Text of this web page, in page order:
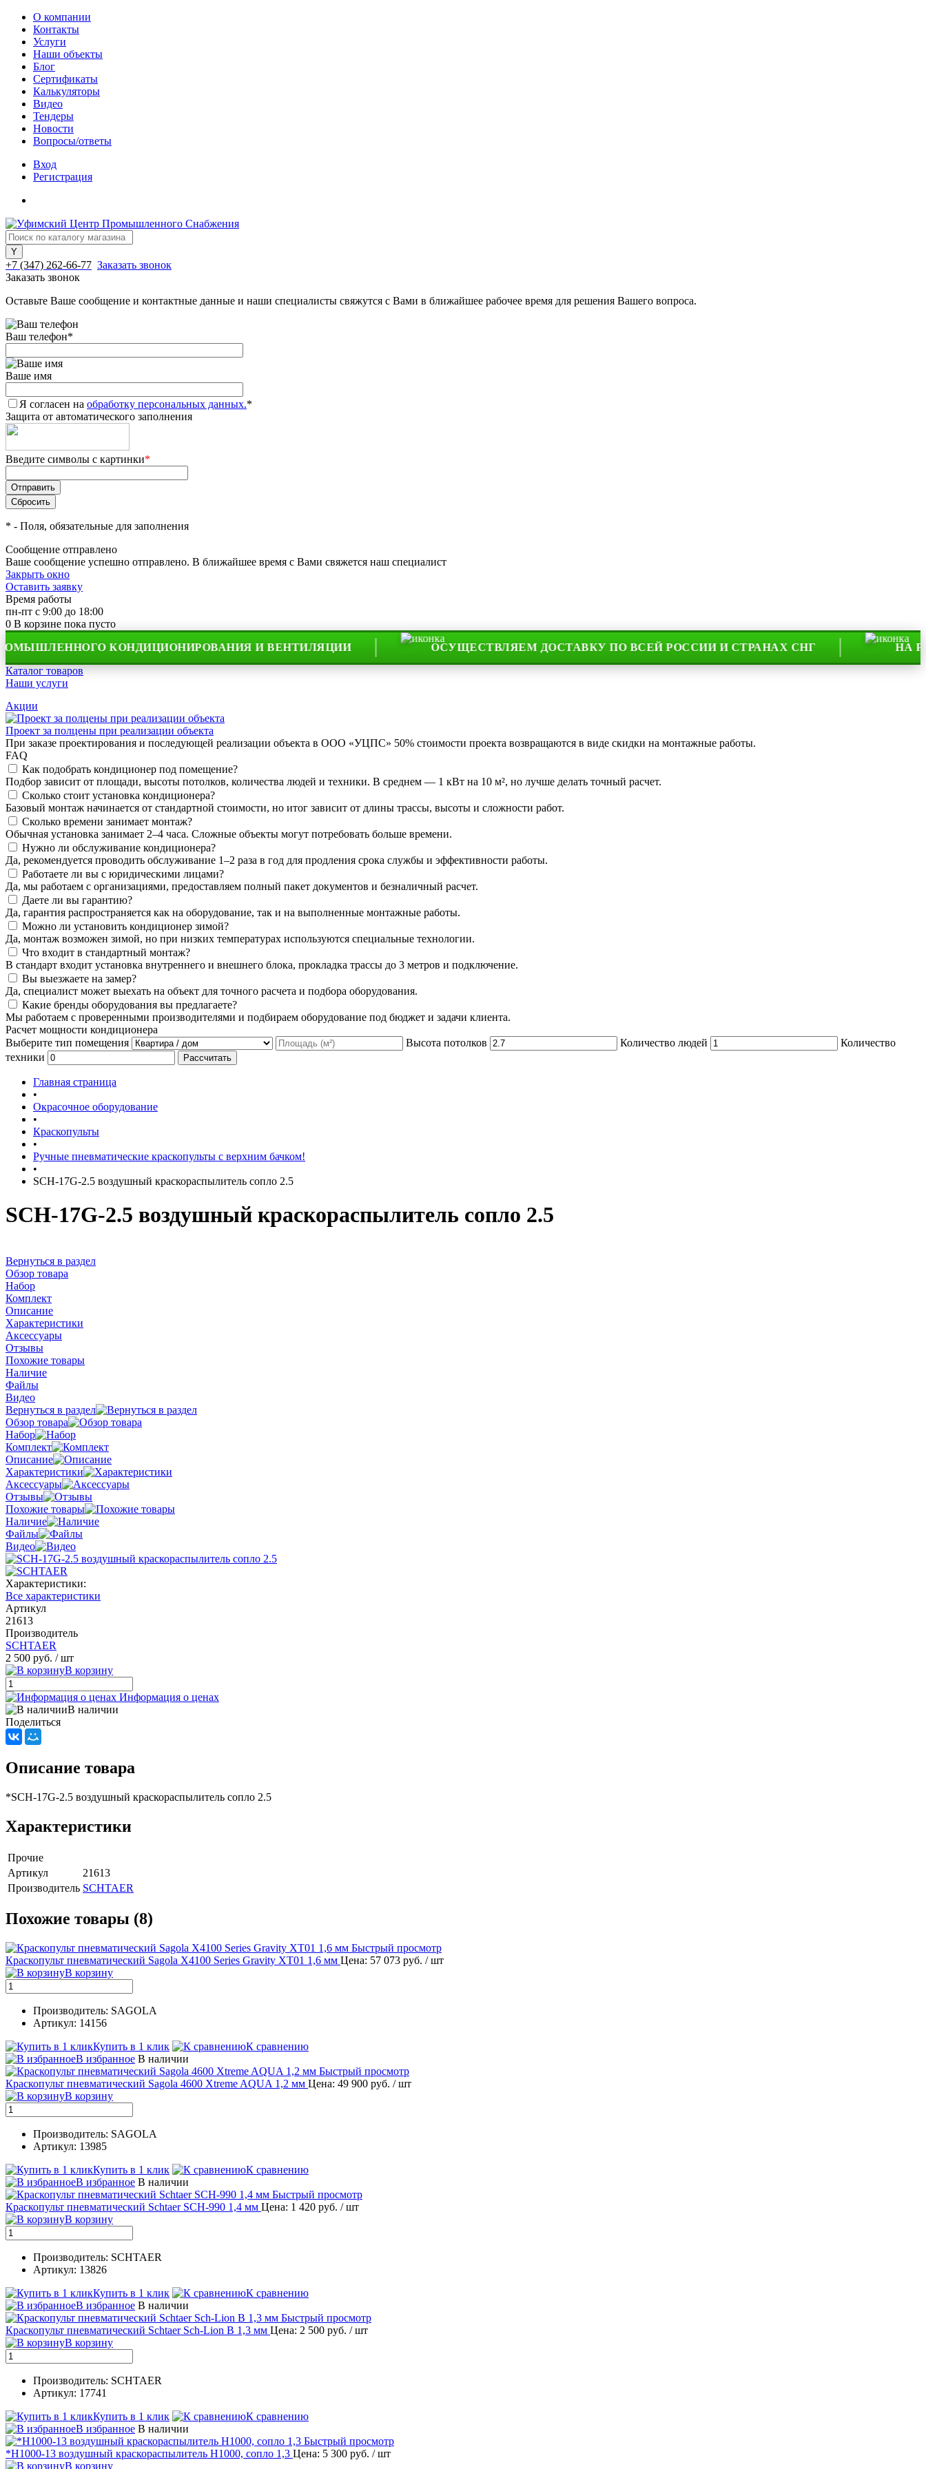
О компании
Контакты
Услуги
Наши объекты
Блог
Сертификаты
Калькуляторы
Видео
Тендеры
Новости
Вопросы/ответы
Вход
Регистрация
+7 (347) 262-66-77 Заказать звонок
Заказать звонок
Оставьте Ваше сообщение и контактные данные и наши специалисты свяжутся с Вами в ближайшее рабочее время для решения Вашего вопроса.
Ваш телефон*
Ваше имя
Я согласен на обработку персональных данных.*
Защита от автоматического заполнения
Введите символы с картинки*
* - Поля, обязательные для заполнения
Сообщение отправлено
Ваше сообщение успешно отправлено. В ближайшее время с Вами свяжется наш специалист
Закрыть окно
Оставить заявку
Время работы
пн-пт с 9:00 до 18:00
0 В корзине пока пусто
КОНДИЦИОНИРОВАНИЯ И ВЕНТИЛЯЦИИ
ОСУЩЕСТВЛЯЕМ ДОСТАВКУ ПО ВСЕЙ РОССИИ И СТРАНАХ СНГ
НА РЫНКЕ
Каталог товаров
Наши услуги
Акции
Проект за полцены при реализации объекта
При заказе проектирования и последующей реализации объекта в ООО «УЦПС» 50% стоимости проекта возвращаются в виде скидки на монтажные работы.
FAQ
Как подобрать кондиционер под помещение?
Подбор зависит от площади, высоты потолков, количества людей и техники. В среднем — 1 кВт на 10 м², но лучше делать точный расчет.
Сколько стоит установка кондиционера?
Базовый монтаж начинается от стандартной стоимости, но итог зависит от длины трассы, высоты и сложности работ.
Сколько времени занимает монтаж?
Обычная установка занимает 2–4 часа. Сложные объекты могут потребовать больше времени.
Нужно ли обслуживание кондиционера?
Да, рекомендуется проводить обслуживание 1–2 раза в год для продления срока службы и эффективности работы.
Работаете ли вы с юридическими лицами?
Да, мы работаем с организациями, предоставляем полный пакет документов и безналичный расчет.
Даете ли вы гарантию?
Да, гарантия распространяется как на оборудование, так и на выполненные монтажные работы.
Можно ли установить кондиционер зимой?
Да, монтаж возможен зимой, но при низких температурах используются специальные технологии.
Что входит в стандартный монтаж?
В стандарт входит установка внутреннего и внешнего блока, прокладка трассы до 3 метров и подключение.
Вы выезжаете на замер?
Да, специалист может выехать на объект для точного расчета и подбора оборудования.
Какие бренды оборудования вы предлагаете?
Мы работаем с проверенными производителями и подбираем оборудование под бюджет и задачи клиента.
Расчет мощности кондиционера
Выберите тип помещения
Высота потолков Количество людей
Количество
техники
Рассчитать
Главная страница
•
Окрасочное оборудование
•
Краскопульты
•
Ручные пневматические краскопульты с верхним бачком!
•
SCH-17G-2.5 воздушный краскораспылитель сопло 2.5
SCH-17G-2.5 воздушный краскораспылитель сопло 2.5
Вернуться в раздел
Обзор товара
Набор
Комплект
Описание
Характеристики
Аксессуары
Отзывы
Похожие товары
Наличие
Файлы
Видео
Вернуться в раздел
Обзор товара
Набор
Комплект
Описание
Характеристики
Аксессуары
Отзывы
Похожие товары
Наличие
Файлы
Видео
Характеристики:
Все характеристики
Артикул
21613
Производитель
SCHTAER
2 500 руб. / шт
В корзину
Информация о ценах
В наличии
Поделиться
Описание товара
*SCH-17G-2.5 воздушный краскораспылитель сопло 2.5
Характеристики
Прочие
Артикул
21613
Производитель SCHTAER
Похожие товары (8)
Быстрый просмотр
Краскопульт пневматический Sagola X4100 Series Gravity XT01 1,6 мм Цена: 57 073 руб. / шт
В корзину
Производитель: SAGOLA
Артикул: 14156
Купить в 1 клик
К сравнению
В избранное В наличии
Быстрый просмотр
Краскопульт пневматический Sagola 4600 Xtreme AQUA 1,2 мм Цена: 49 900 руб. / шт
В корзину
Производитель: SAGOLA
Артикул: 13985
Купить в 1 клик
К сравнению
В избранное В наличии
Быстрый просмотр
Краскопульт пневматический Schtaer SCH-990 1,4 мм Цена: 1 420 руб. / шт
В корзину
Производитель: SCHTAER
Артикул: 13826
Купить в 1 клик
К сравнению
В избранное В наличии
Быстрый просмотр
Краскопульт пневматический Schtaer Sch-Lion B 1,3 мм Цена: 2 500 руб. / шт
В корзину
Производитель: SCHTAER
Артикул: 17741
Купить в 1 клик
К сравнению
В избранное В наличии
Быстрый просмотр
*H1000-13 воздушный краскораспылитель H1000, сопло 1,3 Цена: 5 300 руб. / шт
В корзину